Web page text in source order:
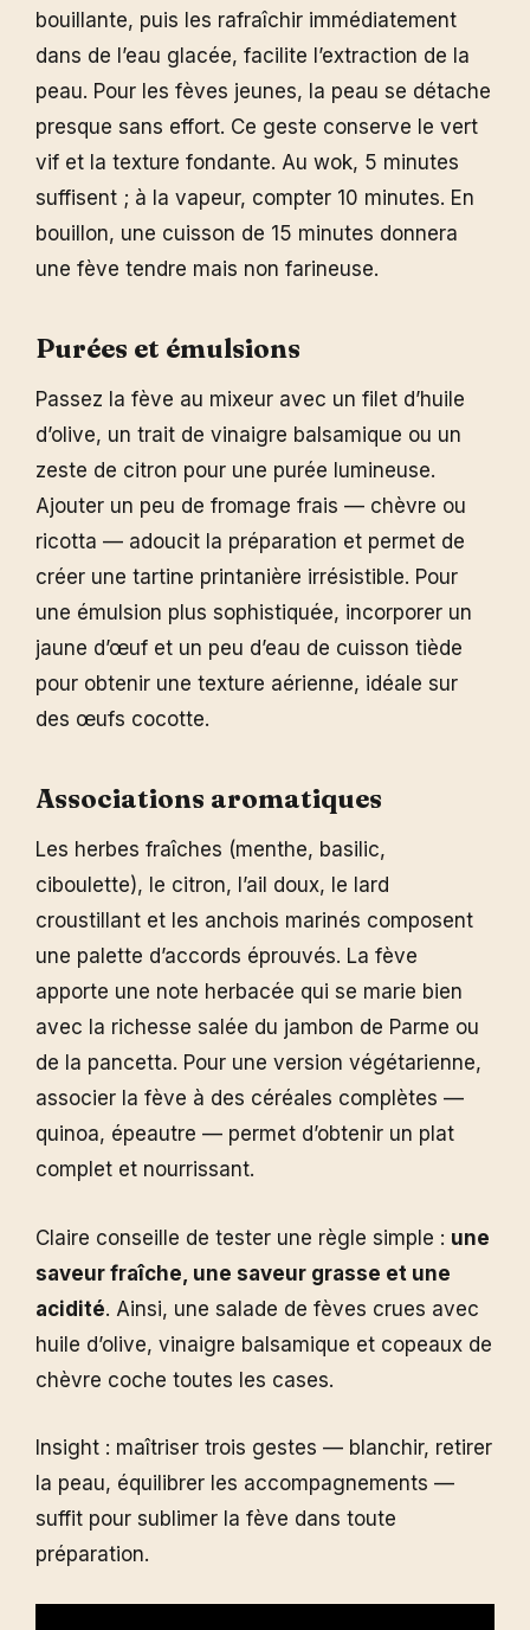
bouillante, puis les rafraîchir immédiatement
dans de l’eau glacée, facilite l’extraction de la
peau. Pour les fèves jeunes, la peau se détache
presque sans effort. Ce geste conserve le vert
vif et la texture fondante. Au wok, 5 minutes
suffisent ; à la vapeur, compter 10 minutes. En
bouillon, une cuisson de 15 minutes donnera
une fève tendre mais non farineuse.
Purées et émulsions
Passez la fève au mixeur avec un filet d’huile
d’olive, un trait de vinaigre balsamique ou un
zeste de citron pour une purée lumineuse.
Ajouter un peu de fromage frais — chèvre ou
ricotta — adoucit la préparation et permet de
créer une tartine printanière irrésistible. Pour
une émulsion plus sophistiquée, incorporer un
jaune d’œuf et un peu d’eau de cuisson tiède
pour obtenir une texture aérienne, idéale sur
des œufs cocotte.
Associations aromatiques
Les herbes fraîches (menthe, basilic,
ciboulette), le citron, l’ail doux, le lard
croustillant et les anchois marinés composent
une palette d’accords éprouvés. La fève
apporte une note herbacée qui se marie bien
avec la richesse salée du jambon de Parme ou
de la pancetta. Pour une version végétarienne,
associer la fève à des céréales complètes —
quinoa, épeautre — permet d’obtenir un plat
complet et nourrissant.
Claire conseille de tester une règle simple : une
saveur fraîche, une saveur grasse et une
acidité. Ainsi, une salade de fèves crues avec
huile d’olive, vinaigre balsamique et copeaux de
chèvre coche toutes les cases.
Insight : maîtriser trois gestes — blanchir, retirer
la peau, équilibrer les accompagnements —
suffit pour sublimer la fève dans toute
préparation.